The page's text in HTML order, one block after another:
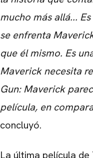
mucho más allá...
se enfrenta
que él mismo. Es
Maverick necesita
Gun: Maverick
película, en
concluyó.
La última película de